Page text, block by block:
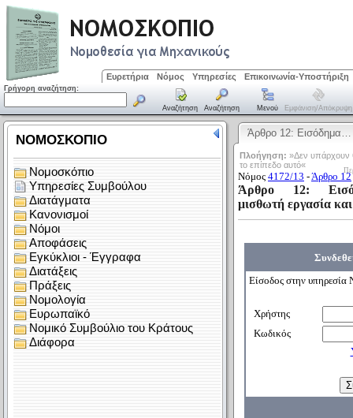
Ευρετήρια Νόμος Υπηρεσίες Επικοινωνία-Υποστήριξη
Γρήγορη αναζήτηση:
Αναζήτηση Αναζήτηση Μενού Εμφάνιση/απόκρυψη
Άρθρο 12: Εισόδημα…